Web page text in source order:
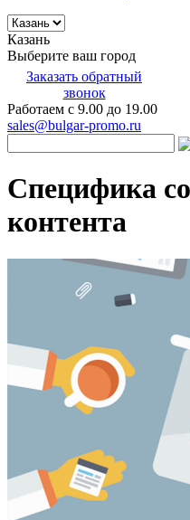
Казань
Выберите ваш город
Заказать обратный
звонок
Работаем с 9.00 до 19.00
sales@bulgar-promo.ru
Специфика
контента